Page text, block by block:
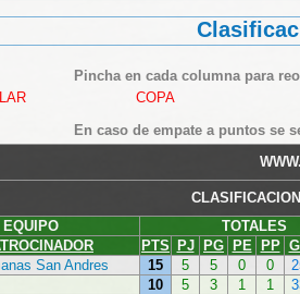
Pincha en cada columna para
COPA
En caso de empate a puntos se
EQUIPO
TOTALES
PTS PJ PG PE PP
San Andres 15 5 5 0 0
10 5 3 1 1